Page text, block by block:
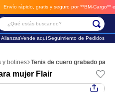
rápido, gratis y seguro por **BM-Cargo**
estás buscando?
AlianzasVende aquíSeguimiento de Pedidos
y botines Tenis de cuero grabado para
mujer Flair